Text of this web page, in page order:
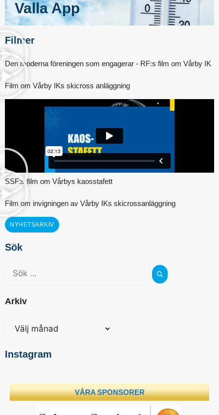
Valla App
Filmer
Den moderna föreningen som engagerar - RF:s film om Vårby IK
Film om Vårby IKs skicross anläggning
SSF:s film om Vårbys kaosstafett
Film om invigningen av Vårby IKs skicrossanläggning
NYHETSARKIV
Sök
Arkiv
Instagram
VÅRA SPONSORER